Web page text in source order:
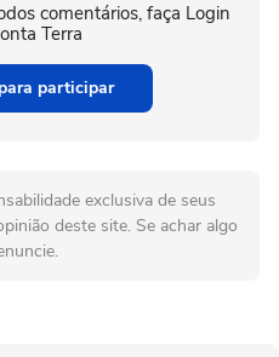
comentários, faça Login
Terra
participar
exclusiva de seus
deste site. Se achar algo